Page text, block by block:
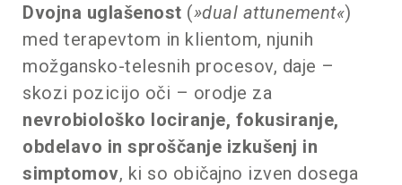
Dvojna uglašenost (»dual attunement«)
med terapevtom in klientom, njunih
možgansko-telesnih procesov, daje –
skozi pozicijo oči – orodje za
nevrobiološko lociranje, fokusiranje,
obdelavo in sproščanje izkušenj in
simptomov, ki so običajno izven dosega